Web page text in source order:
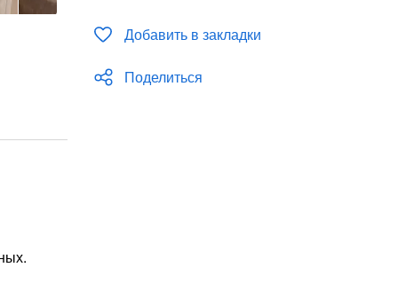
Добавить в закладки
Поделиться